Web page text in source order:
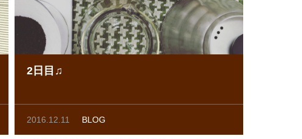
2日目♫
2016.12.11 BLOG